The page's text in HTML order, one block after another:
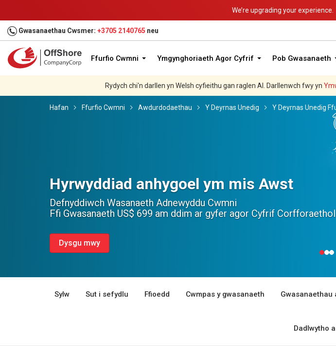
We’re upgrading your experience.
Gwasanaethau Cwsmer: +3705 2140765 neu
Ffurfio Cwmni Ymgynghoriaeth Agor Cyfrif Pob Gwasanaeth
Rydych chi'n darllen yn Welsh cyfieithu gan raglen AI. Darllenwch fwy yn
Hafan Ffurfio Cwmni Awdurdodaethau Y Deyrnas Unedig Y Deyrnas Unedig
Hyrwyddiad anhygoel ym mis Awst
Defnyddiwch Wasanaeth Adnewyddu Cwmni
Ffi Gwasanaeth US$ 699 am ddim ar gyfer agor Cyfrif Corfforaethol
Dysgu mwy
Sylw Sut i sefydlu Ffioedd Cwmpas y gwasanaeth Gwasanaethau
Dadlwytho